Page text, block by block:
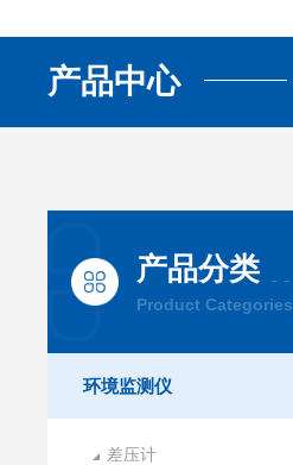
产品中心
产品分类
Product Categories
环境监测仪
差压计